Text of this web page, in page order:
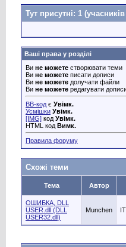
Тут присутні: 1
Ваші права у розділі
Ви не можете створювати теми
Ви не можете писати дописи
Ви не можете долучати файли
Ви не можете редагувати
BB-код є Увімк.
Усмішки Увімк.
[IMG] код Увімк.
HTML код Вимк.
Правила форуму
Схожі теми
Тема Автор
ОШИБКА, DLL
USER.dll (DLL
USER32.dll)
Munchen